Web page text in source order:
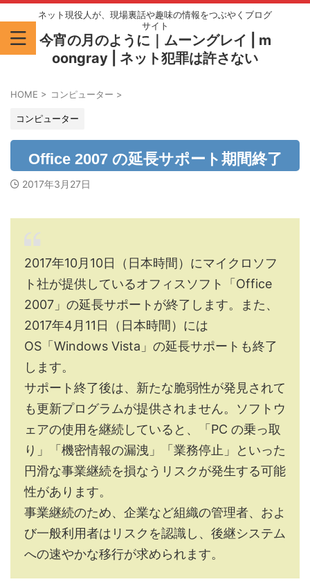
ネット現役人が、現場裏話や趣味の情報をつぶやくブログ
サイト
今宵の月のように｜ムーングレイ | m
oongray | ネット犯罪は許さない
HOME > コンピューター >
コンピューター
Office 2007 の延長サポート期間終了
2017年3月27日
2017年10月10日（日本時間）にマイクロソフ
ト社が提供しているオフィスソフト「Office
2007」の延長サポートが終了します。また、
2017年4月11日（日本時間）には
OS「Windows Vista」の延長サポートも終了
します。
サポート終了後は、新たな脆弱性が発見されて
も更新プログラムが提供されません。ソフトウ
ェアの使用を継続していると、「PC の乗っ取
り」「機密情報の漏洩」「業務停止」といった
円滑な事業継続を損なうリスクが発生する可能
性があります。
事業継続のため、企業など組織の管理者、およ
び一般利用者はリスクを認識し、後継システム
への速やかな移行が求められます。